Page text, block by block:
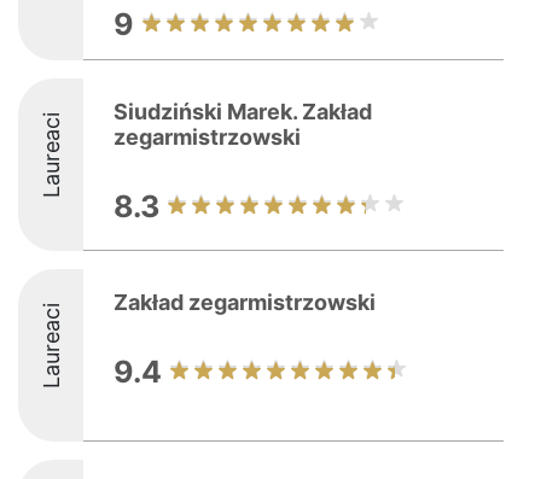
9
Laureaci
Siudziński Marek. Zakład
zegarmistrzowski
8.3
Laureaci Zakład zegarmistrzowski
9.4